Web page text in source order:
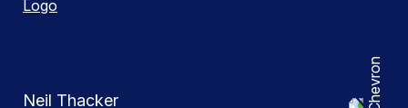
Neil Thacker